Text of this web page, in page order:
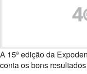
A 15ª edição da
conta os bons